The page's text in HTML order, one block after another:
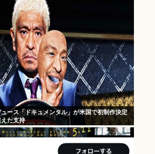
ース「ドキュメンタル」が米国で初制作決定
た支持